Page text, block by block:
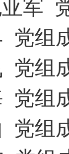
军
党组
党组
党组
党组